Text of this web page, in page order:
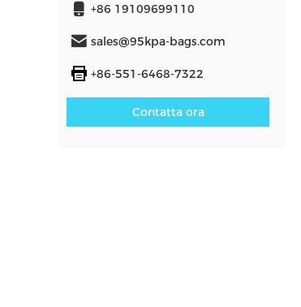
+86 19109699110
sales@95kpa-bags.com
+86-551-6468-7322
Contatta ora